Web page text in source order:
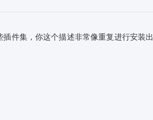
件集，你这个描述非常像重复进行安装出